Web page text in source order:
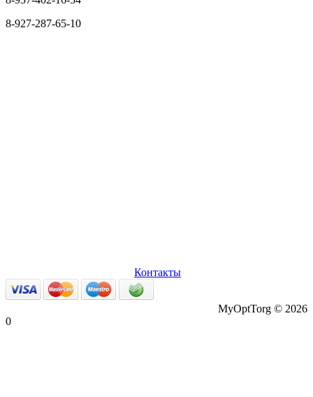
8-927-287-65-10
Контакты
MyOptTorg © 2026
0